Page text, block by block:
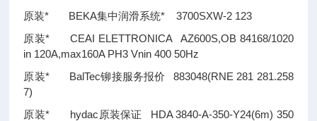
原装* BEKA集中润滑系统* 3700SXW-2 123
原装* CEAI ELETTRONICA AZ600S,OB 84168/1020
in 120A,max160A PH3 Vnin 400 50Hz
原装* BalTec铆接服务报价 883048(RNE 281 281.258
7)
原装* hydac原装保证 HDA 3840-A-350-Y24(6m) 350